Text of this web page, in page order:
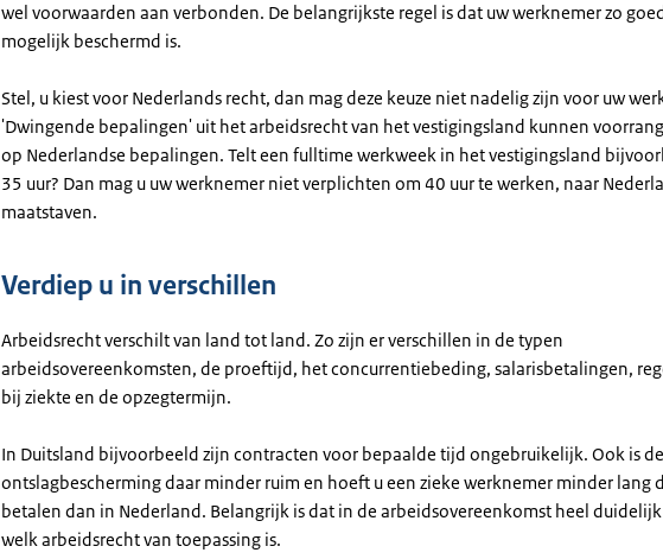
wel voorwaarden aan verbonden. De belangrijkste regel is dat uw werknemer zo
mogelijk beschermd is.
Stel, u kiest voor Nederlands recht, dan mag deze keuze niet nadelig zijn voor uw
'Dwingende bepalingen' uit het arbeidsrecht van het vestigingsland kunnen
op Nederlandse bepalingen. Telt een fulltime werkweek in het vestigingsland
35 uur? Dan mag u uw werknemer niet verplichten om 40 uur te werken, naar
maatstaven.
Verdiep u in verschillen
Arbeidsrecht verschilt van land tot land. Zo zijn er verschillen in de typen
arbeidsovereenkomsten, de proeftijd, het concurrentiebeding, salarisbetalingen,
bij ziekte en de opzegtermijn.
In Duitsland bijvoorbeeld zijn contracten voor bepaalde tijd ongebruikelijk. Ook is de
ontslagbescherming daar minder ruim en hoeft u een zieke werknemer minder lang
betalen dan in Nederland. Belangrijk is dat in de arbeidsovereenkomst heel
welk arbeidsrecht van toepassing is.